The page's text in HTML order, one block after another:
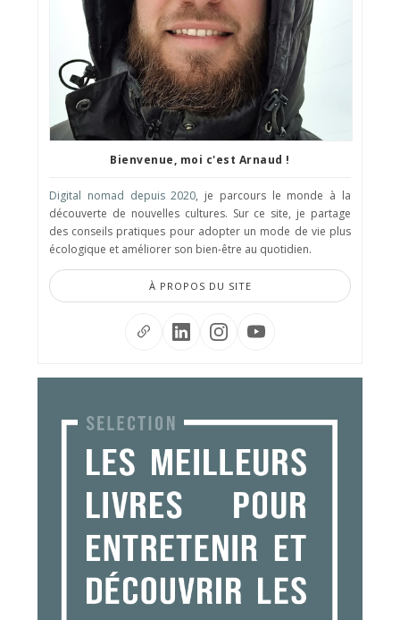
Bienvenue, moi c'est Arnaud !
Digital nomad depuis 2020, je parcours le monde à la
découverte de nouvelles cultures. Sur ce site, je partage
des conseils pratiques pour adopter un mode de vie plus
écologique et améliorer son bien-être au quotidien.
À PROPOS DU SITE